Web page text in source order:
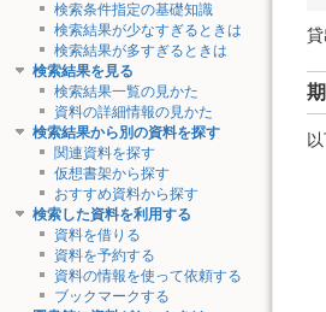
検索条件指定の基礎知識
検索結果が少なすぎるときは
検索結果が多すぎるときは
検索結果を見る
検索結果一覧の見かた
資料の詳細情報の見かた
検索結果から別の資料を探す
関連資料を探す
仮想書架から探す
おすすめ資料から探す
検索した資料を利用する
資料を借りる
資料を予約する
資料の情報を使って依頼する
ブックマークする